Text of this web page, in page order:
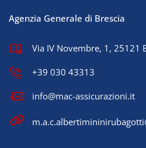
Agenzia Generale di Brescia
Via IV Novembre, 1, 25121
+39 030 43313
info@mac-assicurazioni.it